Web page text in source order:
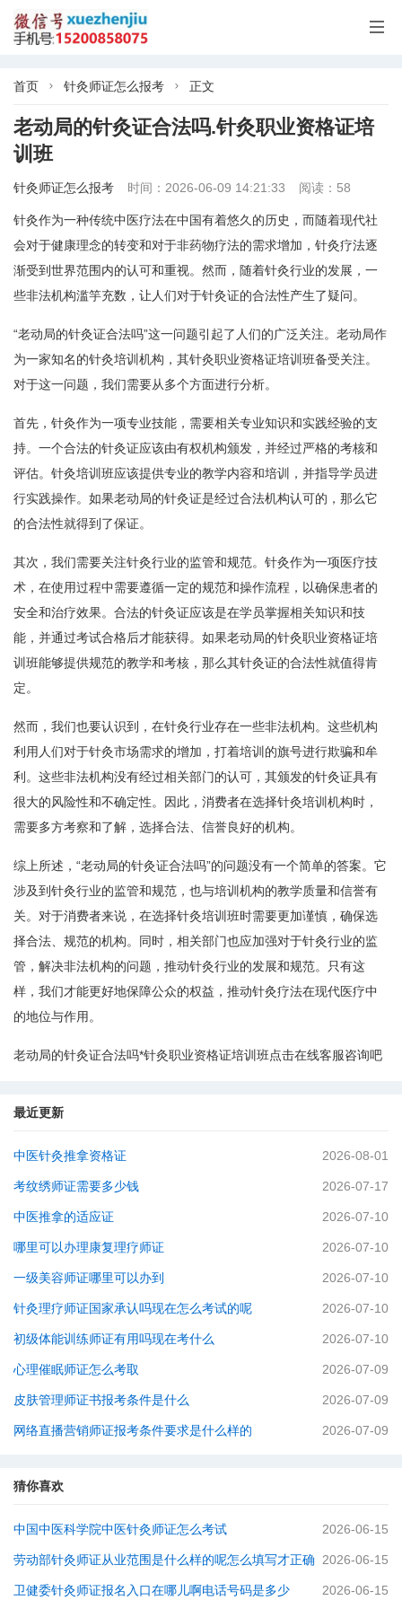

首页  针灸师证怎么报考  正文
老动局的针灸证合法吗.针灸职业资格证培
训班
针灸师证怎么报考 时间：2026-06-09 14:21:33 阅读：58
针灸作为一种传统中医疗法在中国有着悠久的历史，而随着现代社
会对于健康理念的转变和对于非药物疗法的需求增加，针灸疗法逐
渐受到世界范围内的认可和重视。然而，随着针灸行业的发展，一
些非法机构滥竽充数，让人们对于针灸证的合法性产生了疑问。
“老动局的针灸证合法吗”这一问题引起了人们的广泛关注。老动局作
为一家知名的针灸培训机构，其针灸职业资格证培训班备受关注。
对于这一问题，我们需要从多个方面进行分析。
首先，针灸作为一项专业技能，需要相关专业知识和实践经验的支
持。一个合法的针灸证应该由有权机构颁发，并经过严格的考核和
评估。针灸培训班应该提供专业的教学内容和培训，并指导学员进
行实践操作。如果老动局的针灸证是经过合法机构认可的，那么它
的合法性就得到了保证。
其次，我们需要关注针灸行业的监管和规范。针灸作为一项医疗技
术，在使用过程中需要遵循一定的规范和操作流程，以确保患者的
安全和治疗效果。合法的针灸证应该是在学员掌握相关知识和技
能，并通过考试合格后才能获得。如果老动局的针灸职业资格证培
训班能够提供规范的教学和考核，那么其针灸证的合法性就值得肯
定。
然而，我们也要认识到，在针灸行业存在一些非法机构。这些机构
利用人们对于针灸市场需求的增加，打着培训的旗号进行欺骗和牟
利。这些非法机构没有经过相关部门的认可，其颁发的针灸证具有
很大的风险性和不确定性。因此，消费者在选择针灸培训机构时，
需要多方考察和了解，选择合法、信誉良好的机构。
综上所述，“老动局的针灸证合法吗”的问题没有一个简单的答案。它
涉及到针灸行业的监管和规范，也与培训机构的教学质量和信誉有
关。对于消费者来说，在选择针灸培训班时需要更加谨慎，确保选
择合法、规范的机构。同时，相关部门也应加强对于针灸行业的监
管，解决非法机构的问题，推动针灸行业的发展和规范。只有这
样，我们才能更好地保障公众的权益，推动针灸疗法在现代医疗中
的地位与作用。
老动局的针灸证合法吗*针灸职业资格证培训班点击在线客服咨询吧
最近更新
中医针灸推拿资格证 2026-08-01
考纹绣师证需要多少钱 2026-07-17
中医推拿的适应证 2026-07-10
哪里可以办理康复理疗师证 2026-07-10
一级美容师证哪里可以办到 2026-07-10
针灸理疗师证国家承认吗现在怎么考试的呢 2026-07-10
初级体能训练师证有用吗现在考什么 2026-07-10
心理催眠师证怎么考取 2026-07-09
皮肤管理师证书报考条件是什么 2026-07-09
网络直播营销师证报考条件要求是什么样的 2026-07-09
猜你喜欢
中国中医科学院中医针灸师证怎么考试 2026-06-15
劳动部针灸师证从业范围是什么样的呢怎么填写才正确 2026-06-15
卫健委针灸师证报名入口在哪儿啊电话号码是多少 2026-06-15